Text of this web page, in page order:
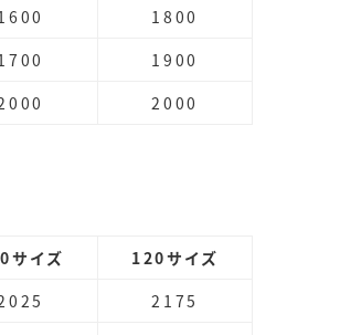
1800
1900
2000
サイズ
120サイズ
2175